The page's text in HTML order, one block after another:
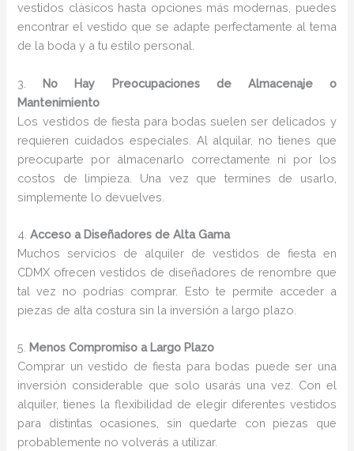
vestidos clásicos hasta opciones más modernas, puedes
encontrar el vestido que se adapte perfectamente al tema
de la boda y a tu estilo personal.
3. No Hay Preocupaciones de Almacenaje o
Mantenimiento
Los vestidos de fiesta para bodas suelen ser delicados y
requieren cuidados especiales. Al alquilar, no tienes que
preocuparte por almacenarlo correctamente ni por los
costos de limpieza. Una vez que termines de usarlo,
simplemente lo devuelves.
4.Acceso a Diseñadores de Alta Gama
Muchos servicios de alquiler de vestidos de fiesta en
CDMX ofrecen vestidos de diseñadores de renombre que
tal vez no podrías comprar. Esto te permite acceder a
piezas de alta costura sin la inversión a largo plazo.
5. Menos Compromiso a Largo Plazo
Comprar un vestido de fiesta para bodas puede ser una
inversión considerable que solo usarás una vez. Con el
alquiler, tienes la flexibilidad de elegir diferentes vestidos
para distintas ocasiones, sin quedarte con piezas que
probablemente no volverás a utilizar.